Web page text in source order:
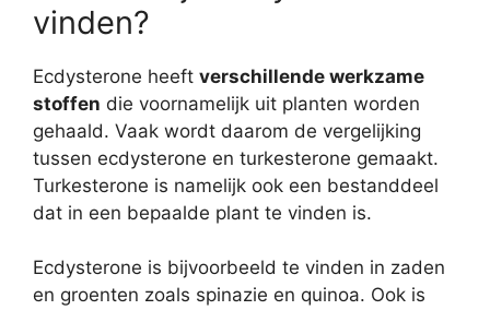
vinden?
Ecdysterone heeft verschillende werkzame
stoffen die voornamelijk uit planten worden
gehaald. Vaak wordt daarom de vergelijking
tussen ecdysterone en turkesterone gemaakt.
Turkesterone is namelijk ook een bestanddeel
dat in een bepaalde plant te vinden is.
Ecdysterone is bijvoorbeeld te vinden in zaden
en groenten zoals spinazie en quinoa. Ook is